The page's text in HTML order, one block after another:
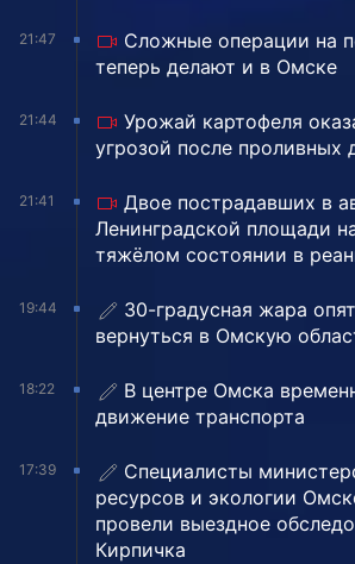
21:47
Сложные операции на
теперь делают и в Омске
21:44
Урожай картофеля
угрозой после
21:41
Двое пострадавших в
Ленинградской площади
тяжёлом состоянии в
19:44
30-градусная жара
вернуться в Омскую
18:22
В центре Омска
движение транспорта
17:39
Специалисты
ресурсов и экологии
провели выездное
Кирпичка